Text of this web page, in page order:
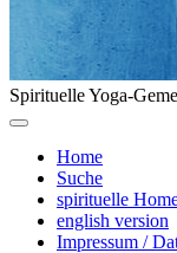
Spirituelle Yoga-
Home
Suche
spirituelle
english version
Impressum /